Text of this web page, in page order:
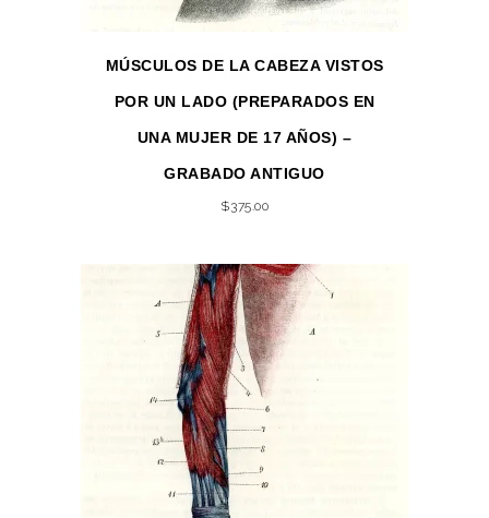
MÚSCULOS DE LA CABEZA VISTOS
POR UN LADO (PREPARADOS EN
UNA MUJER DE 17 AÑOS) –
GRABADO ANTIGUO
$375.00